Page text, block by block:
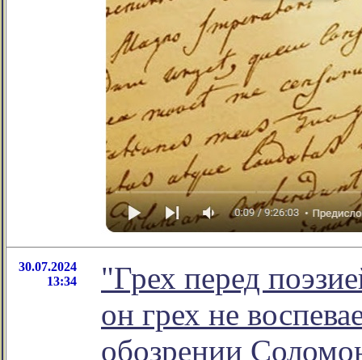
30.07.2024
13:34
"Грех перед
он грех не
обозрении